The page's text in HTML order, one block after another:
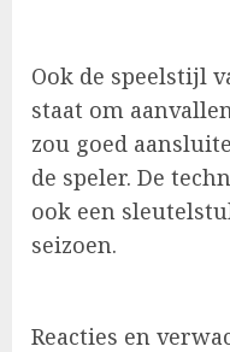
Ook de speelstijl
staat om
zou goed
de speler. De
ook een
seizoen.
Reacties en